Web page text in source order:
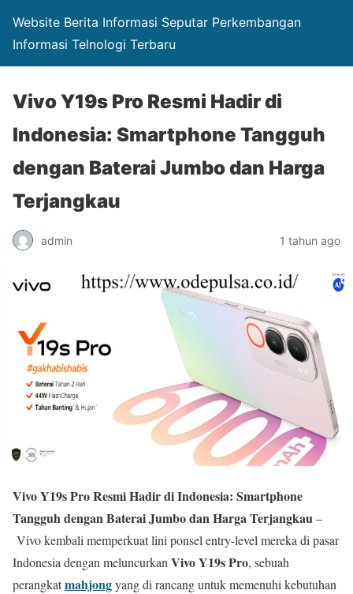
Website Berita Informasi Seputar Perkembangan
Informasi Telnologi Terbaru
Vivo Y19s Pro Resmi Hadir di
Indonesia: Smartphone Tangguh
dengan Baterai Jumbo dan Harga
Terjangkau
admin 1 tahun ago
Vivo Y19s Pro Resmi Hadir di Indonesia: Smartphone
Tangguh dengan Baterai Jumbo dan Harga Terjangkau–
Vivo kembali memperkuat lini ponsel entry-level mereka di pasar
Indonesia dengan meluncurkan Vivo Y19s Pro, sebuah
perangkatmahjongyang di rancang untuk memenuhi kebutuhan